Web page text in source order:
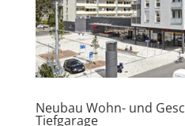
Neubau Wohn- und
Tiefgarage